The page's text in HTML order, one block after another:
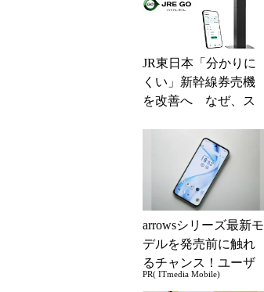
JR東日本「分かりに
くい」新幹線券売機
を改善へ なぜ、ス
の最短1分購入」を実
arrowsシリーズ最新モ
デルを発売前に触れ
るチャンス！ユーザ
ー座談会開催
PR( ITmedia Mobile)